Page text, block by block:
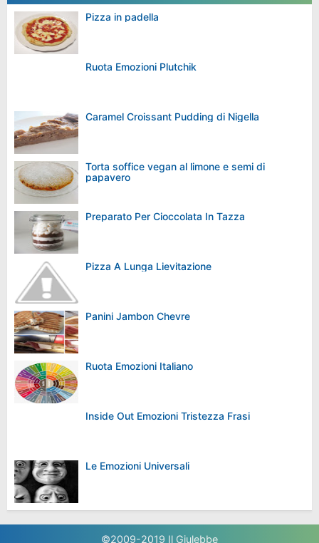
Pizza in padella
Ruota Emozioni Plutchik
Caramel Croissant Pudding di Nigella
Torta soffice vegan al limone e semi di
papavero
Preparato Per Cioccolata In Tazza
Pizza A Lunga Lievitazione
Panini Jambon Chevre
Ruota Emozioni Italiano
Inside Out Emozioni Tristezza Frasi
Le Emozioni Universali
©2009-2019 Il Giulebbe